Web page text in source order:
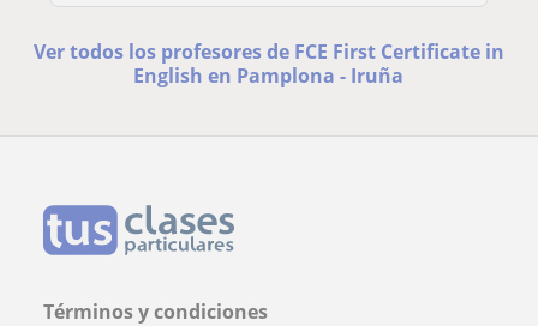
Ver todos los profesores de FCE First Certificate in
English en Pamplona - Iruña
Términos y condiciones